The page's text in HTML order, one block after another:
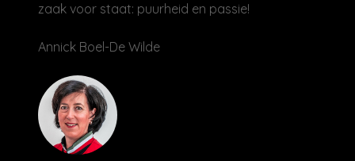
zaak voor staat: puurheid en passie!
Annick Boel-De Wilde